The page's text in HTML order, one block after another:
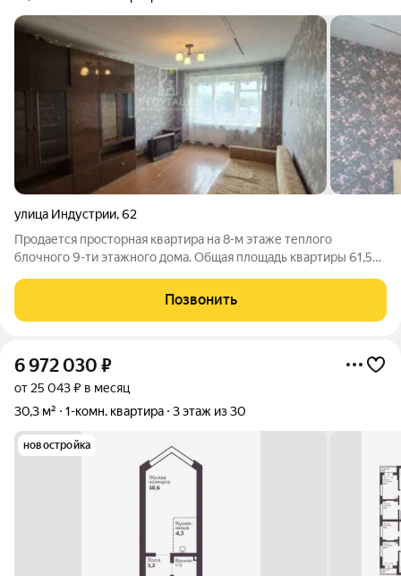
улица Индустрии,62
Продается просторная квартира на 8-м этаже теплого
блочного 9-ти этажного дома. Общая площадь квартиры 61,5
кв.м, в которой есть выход на лоджию. Изолированная комнат
10,4 кв.м. Площадь
Позвонить
6 972 030 ₽
от 25 043 ₽ в месяц
30,3 м²
1-комн. квартира 3 этаж из 30
новостройка